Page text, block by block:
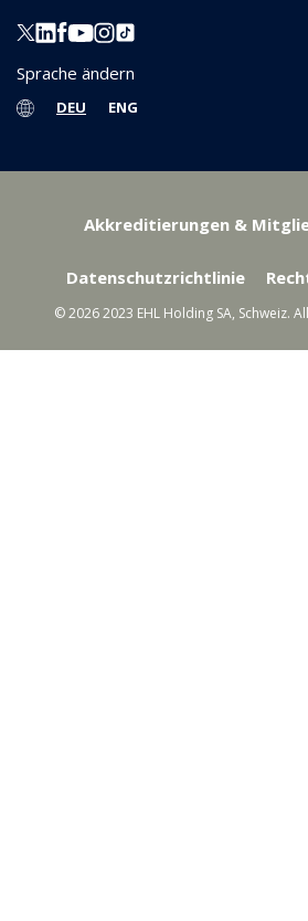
Sprache ändern
DEU ENG
Akkreditierungen &
Datenschutzrichtlinie
© 2026 2023 EHL Holding SA, Schweiz.